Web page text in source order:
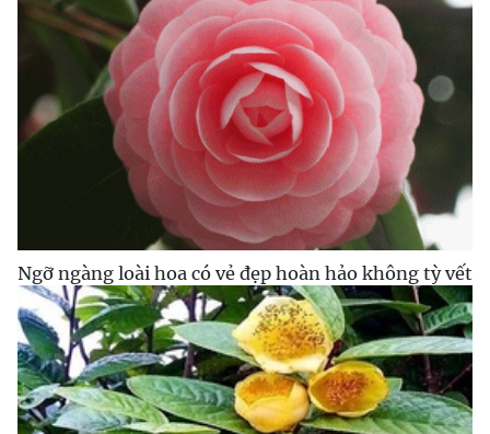
Ngỡ ngàng loài hoa có vẻ đẹp hoàn hảo không tỳ vết